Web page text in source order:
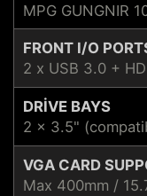
MPG GUNGNIR
FRONT I/O
2 x USB 3.0 +
DRIVE BAYS
2 x 3.5"
VGA CARD
Max 400mm /